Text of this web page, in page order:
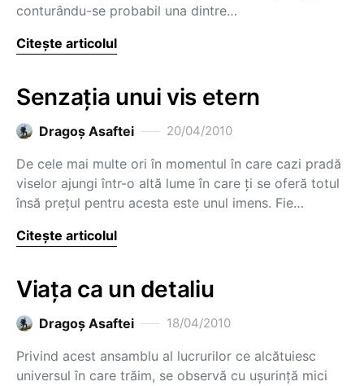
conturându-se probabil una dintre…
Citește articolul
Senzaţia unui vis etern
Dragoş Asaftei 20/04/2010
De cele mai multe ori în momentul în care cazi pradă
viselor ajungi într-o altă lume în care ţi se oferă totul
însă preţul pentru acesta este unul imens. Fie…
Citește articolul
Viaţa ca un detaliu
Dragoş Asaftei 18/04/2010
Privind acest ansamblu al lucrurilor ce alcătuiesc
universul în care trăim, se observă cu uşurinţă mici